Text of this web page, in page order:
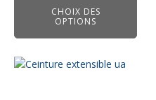
CHOIX DES
OPTIONS
la
page
du